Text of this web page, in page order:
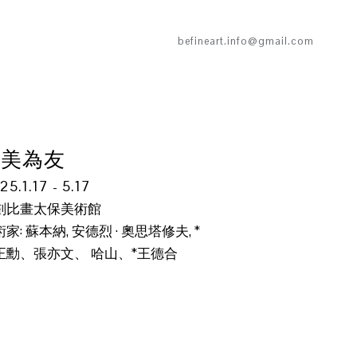
為友
- 5.17
比畫太保美術館
家: 蘇本納, 安德烈 · 奧思塔修夫, *
勳、張亦文、 哈山、*王德合
befineart.info@gmail.com